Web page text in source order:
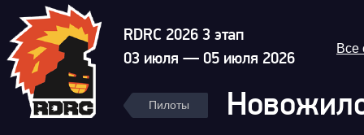
RDRC 2026 3 этап
03 июля — 05 июля 2026
Все
Пилоты